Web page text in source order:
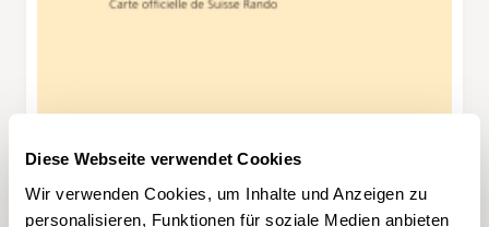
Diese Webseite verwendet Cookies
Wir verwenden Cookies, um Inhalte und Anzeigen zu
personalisieren, Funktionen für soziale Medien anbieten